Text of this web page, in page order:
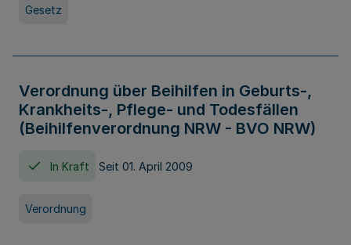
Gesetz
Verordnung über Beihilfen in Geburts-,
Krankheits-, Pflege- und Todesfällen
(Beihilfenverordnung NRW - BVO NRW)
In Kraft Seit 01. April 2009
Verordnung